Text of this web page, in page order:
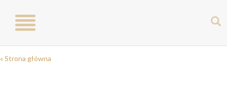
Toggle
navigation
« Strona główna